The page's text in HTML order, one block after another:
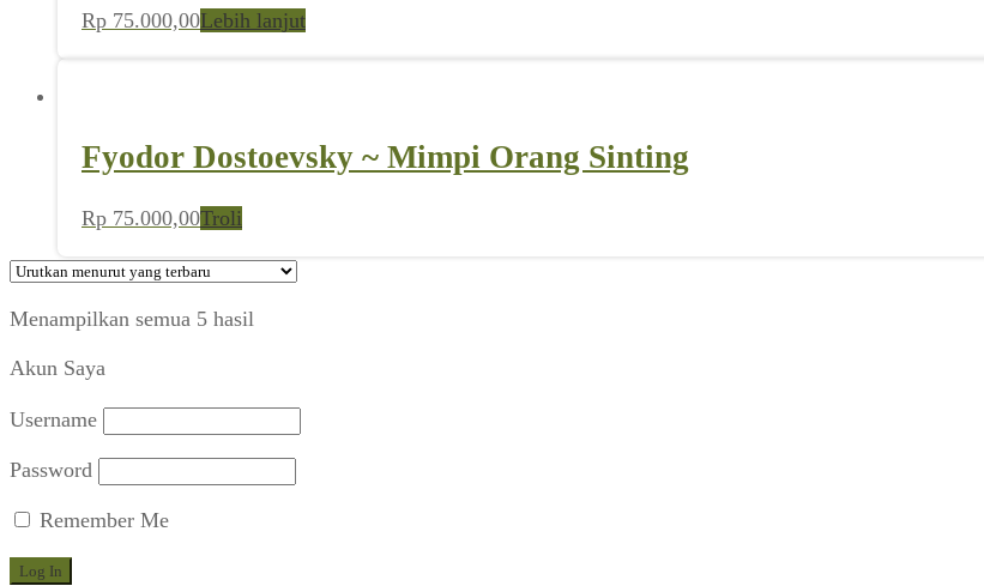
Rp 75.000,00Lebih lanjut
Fyodor Dostoevsky ~ Mimpi Orang Sinting
Rp 75.000,00Troli
Menampilkan semua 5 hasil
Akun Saya
Username
Password
Remember Me